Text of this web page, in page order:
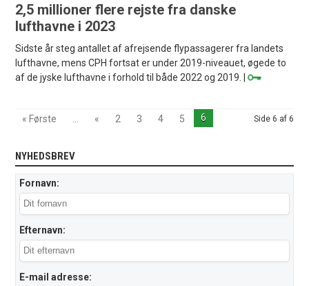
2,5 millioner flere rejste fra danske
lufthavne i 2023
Sidste år steg antallet af afrejsende flypassagerer fra landets
lufthavne, mens CPH fortsat er under 2019-niveauet, øgede to
af de jyske lufthavne i forhold til både 2022 og 2019. |
Side 6 af 6
« Første « 2 3 4 5 6
NYHEDSBREV
Fornavn:
Efternavn:
E-mail adresse: